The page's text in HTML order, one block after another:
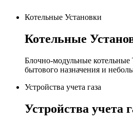
Котельные Установки
Котельные
Блочно-модульные
бытового назначения и
Устройства учета газа
Устройства учета